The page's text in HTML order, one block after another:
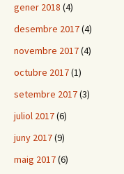
gener 2018 (4)
desembre 2017(4)
novembre 2017(4)
octubre 2017(1)
setembre 2017(3)
juliol 2017(6)
juny 2017(9)
maig 2017(6)